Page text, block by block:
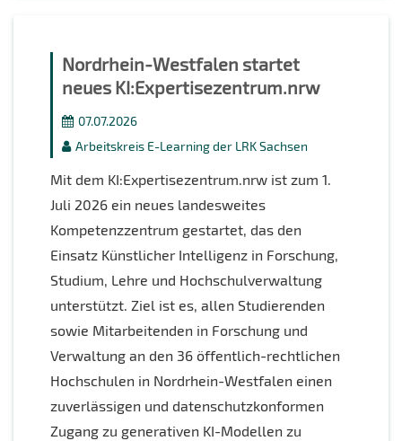
Nordrhein-Westfalen startet
neues KI:Expertisezentrum.nrw
07.07.2026
Arbeitskreis E-Learning der LRK Sachsen
Mit dem KI:Expertisezentrum.nrw ist zum 1.
Juli 2026 ein neues landesweites
Kompetenzzentrum gestartet, das den
Einsatz Künstlicher Intelligenz in Forschung,
Studium, Lehre und Hochschulverwaltung
unterstützt. Ziel ist es, allen Studierenden
sowie Mitarbeitenden in Forschung und
Verwaltung an den 36 öffentlich-rechtlichen
Hochschulen in Nordrhein-Westfalen einen
zuverlässigen und datenschutzkonformen
Zugang zu generativen KI-Modellen zu